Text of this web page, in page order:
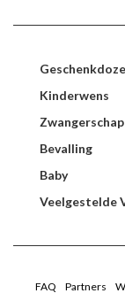
Kinderwens
Zwangerschap
Bevalling
Baby
Veelgestelde
FAQ Partners